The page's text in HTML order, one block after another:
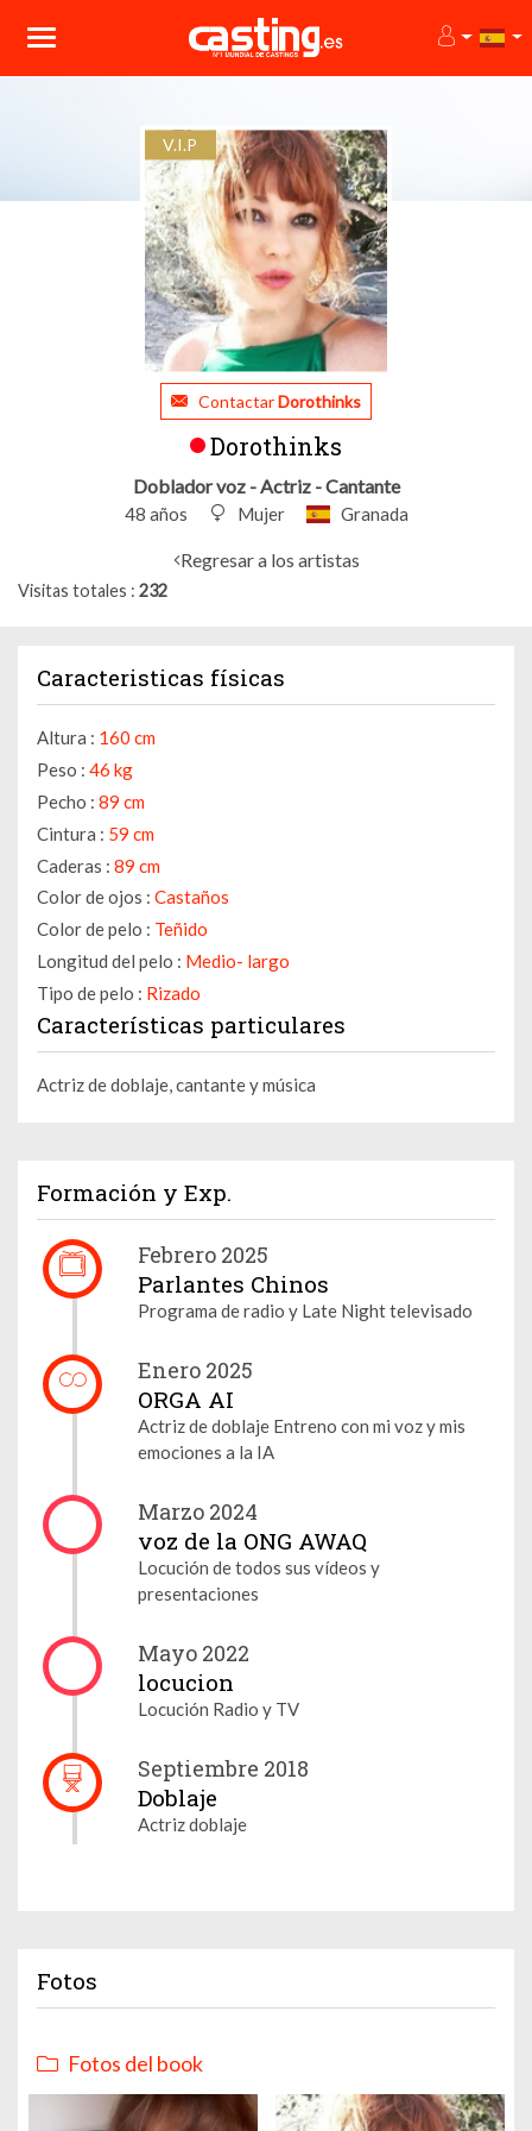
V.I.P
ContactarDorothinks
Dorothinks
Doblador voz - Actriz - Cantante
48 años Mujer Granada
Regresar a los artistas
Visitas totales 232
Caracteristicas físicas
Altura : 160 cm
Peso : 46 kg
Pecho : 89 cm
Cintura : 59 cm
Caderas : 89 cm
Color de ojos : Castaños
Color de pelo : Teñido
Longitud del pelo : Medio- largo
Tipo de pelo : Rizado
Características particulares
Actriz de doblaje, cantante y música
Formación y Exp.
Febrero 2025
Parlantes Chinos
Programa de radio y Late Night televisado
Enero 2025
ORGA AI
Actriz de doblaje Entreno con mi voz y mis
emociones a la IA
Marzo 2024
voz de la ONG AWAQ
Locución de todos sus vídeos y
presentaciones
Mayo 2022
locucion
Locución Radio y TV
Septiembre 2018
Doblaje
Actriz doblaje
Fotos
Fotos del book